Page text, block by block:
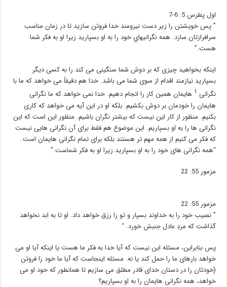
اول پطرس 5: 6-7
” پس خويشتن را زير دست نيرومند خدا فروتن سازيد تا در زمان مناسب
سرافرازتان سازد. همه نگرانيهاي خود را به او بسپاريد زيرا او به فکر شما
هست.”
اینکه بخواهید چیزی که بر دوش شما سنگینی می کند را به کسی دیگر
بسپارید نیازمند اقدام از سوی شما می باشد. خدا هم دقیقاً می خواهد که ما با
نگرانی 1 هایمان همین کار را انجام دهیم. خدا نمی خواهد که ما نگرانی
هایمان را خودمان بر دوش بکشیم. بلکه او در این آیه می خواهد که کاری
بکنیم. منظور از کار این نیست که بیشتر نگران باشیم. منظور این است که این
نگرانی ها را به او بسپاریم. این موضوع هم فقط برای آن نگرانی هایی نیست
که فکر می کنیم از همه مهم تر هستند بلکه برایتمام نگرانی هایمان است.
“همه نگرانی های خود را به او بسپارید زیرا او به فکر شماست.”
مزمور 55: 22
مزمور 55: 22
” نصيب خود را به خداوند بسپار و تو را رزق خواهد داد. او تا به ابد نخواهد
گذاشت كه مردِ عادل جنبش خورد. “
پس بنابراین، مسئله این نیست که آیا خدا به فکر ما هست یا اینکه آیا او می
خواهد بارهای ما را حمل کند یا نه. مسئله اینجاست که آیا ما خود را فروتن
(خودتان را در دستان خدای قادر مطلق می سازیم تا همانطور که خود او می
خواهد، همهنگرانی هایمان را به او بسپاریم؟